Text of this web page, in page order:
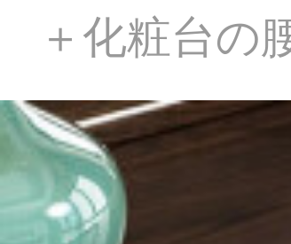
＋化粧台の